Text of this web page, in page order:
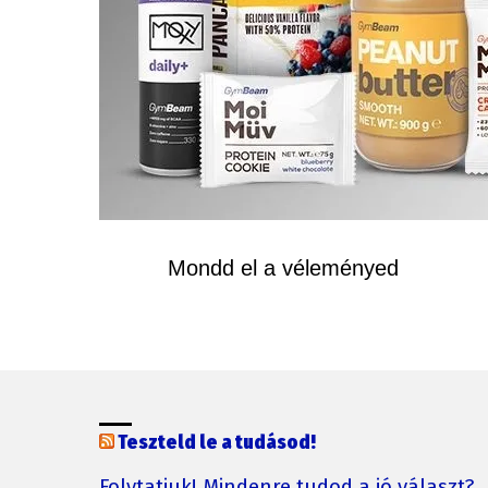
Mondd el a véleményed
Teszteld le a tudásod!